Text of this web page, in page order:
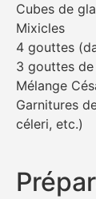
Cubes de
Mixicles
4 gouttes
3 gouttes
Mélange
Garnitures
céleri, etc.)